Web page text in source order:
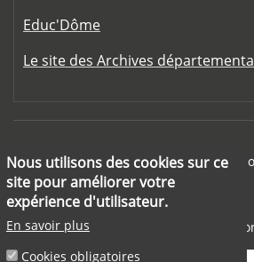
Nous utilisons des cookies sur ce
site pour améliorer votre
expérience d'utilisateur.
En savoir plus
Cookies obligatoires
Educ'Dôme
Le site des Archives
Footer menu
Mentions légales
Aide
Accessibilité : partiellement